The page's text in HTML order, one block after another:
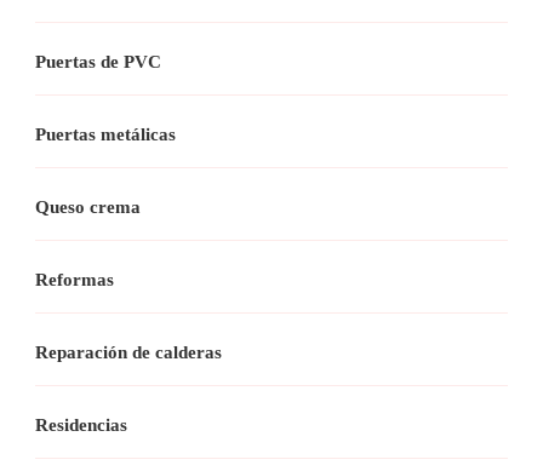
Puertas de PVC
Puertas metálicas
Queso crema
Reformas
Reparación de calderas
Residencias